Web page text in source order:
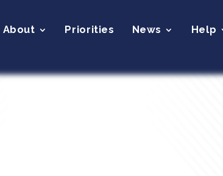
About Priorities News Help